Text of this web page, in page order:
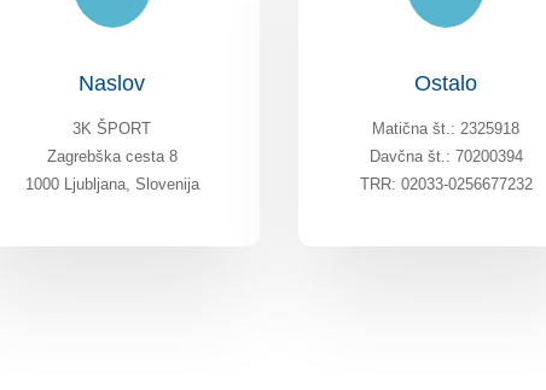
Naslov
3K ŠPORT
Zagrebška cesta 8
1000 Ljubljana, Slovenija
Ostalo
Matična št.: 2325918
Davčna št.: 70200394
TRR: 02033-0256677232